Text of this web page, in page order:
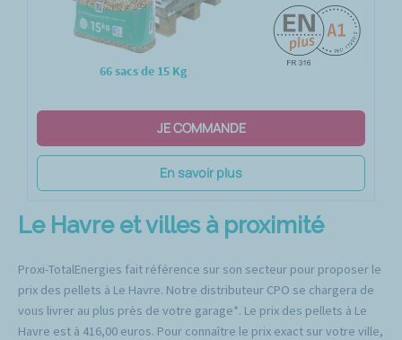
66 sacs de 15 Kg
JE COMMANDE
En savoir plus
Le Havre et villes à proximité
Proxi-TotalEnergies fait référence sur son secteur pour proposer le
prix des pellets à Le Havre. Notre distributeur CPO se chargera de
vous livrer au plus près de votre garage*. Le prix des pellets à Le
Havre est à 416,00 euros. Pour connaître le prix exact sur votre ville,